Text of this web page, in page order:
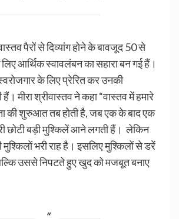
पैरों से दिव्यांग होने के बावजूद 50 से
आर्थिक स्वावलंबन का सहारा बन गई हैं।
के लिए प्रेरित कर उनकी
मीरा श्रीवास्तव ने कहा “वास्तव में हमारे
की शुरुआत तब होती है, जब एक के बाद एक
छोटी बड़ी मुश्किलें आने लगती हैं। लेकिन
मुश्किलों भरी राह है। इसलिए मुश्किलों से डरें
उससे निपटते हुए खुद को मजबूत बनाए